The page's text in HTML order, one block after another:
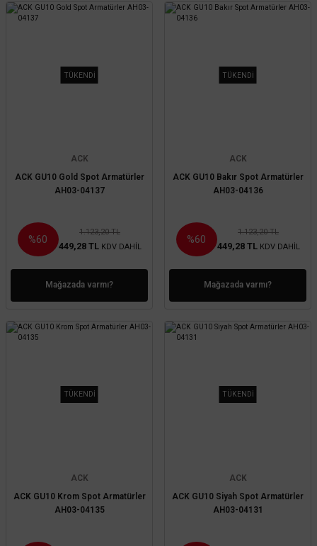
TÜKENDİ
ACK
ACK GU10 Gold Spot Armatürler
AH03-04137
%60
1.123,20 TL
449,28 TL KDV DAHİL
Mağazada varmı?
TÜKENDİ
ACK
ACK GU10 Bakır Spot Armatürler
AH03-04136
%60
1.123,20 TL
449,28 TL KDV DAHİL
Mağazada varmı?
TÜKENDİ
ACK
ACK GU10 Krom Spot Armatürler
AH03-04135
TÜKENDİ
ACK
ACK GU10 Siyah Spot Armatürler
AH03-04131